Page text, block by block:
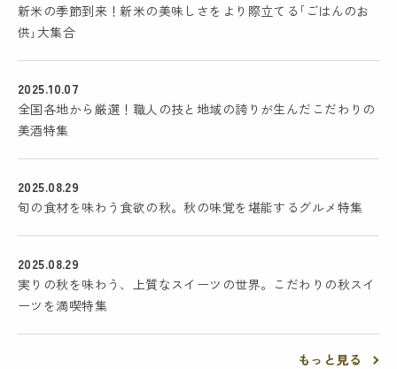
もっと見る
新米の季節到来！新米の美味しさをより際立てる｢ごはんのお
供｣大集合
2025.10.07
全国各地から厳選！職人の技と地域の誇りが生んだこだわりの
美酒特集
2025.08.29
旬の食材を味わう食欲の秋。秋の味覚を堪能するグルメ特集
2025.08.29
実りの秋を味わう、上質なスイーツの世界。こだわりの秋スイ
ーツを満喫特集